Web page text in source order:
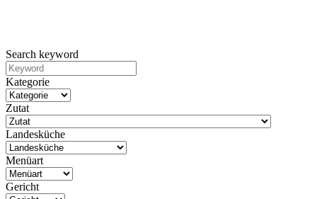
Search keyword
Kategorie
Zutat
Landesküche
Menüart
Gericht